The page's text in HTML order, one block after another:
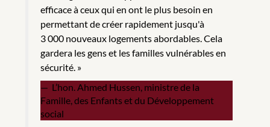
efficace à ceux qui en ont le plus besoin en
permettant de créer rapidement jusqu'à
3 000 nouveaux logements abordables. Cela
gardera les gens et les familles vulnérables en
sécurité. »
L’hon. Ahmed Hussen, ministre de la
Famille, des Enfants et du Développement
social